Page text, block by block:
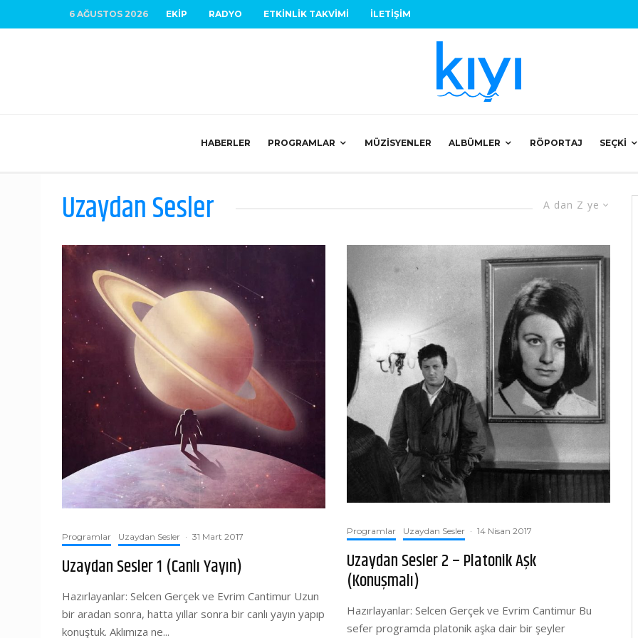
6 AĞUSTOS 2026 EKIP RADYO ETKINLIK TAKVIMI İLETIŞIM
HABERLER PROGRAMLAR MÜZISYENLER ALBÜMLER RÖPORTAJ SEÇKI
A dan Z ye
Uzaydan Sesler
Programlar Uzaydan Sesler · 31 Mart 2017
Uzaydan Sesler 1 (Canlı Yayın)
Hazırlayanlar: Selcen Gerçek ve Evrim Cantimur Uzun
bir aradan sonra, hatta yıllar sonra bir canlı yayın yapıp
konuştuk. Aklımıza ne...
Programlar Uzaydan Sesler · 14 Nisan 2017
Uzaydan Sesler 2 – Platonik Aşk
(Konuşmalı)
Hazırlayanlar: Selcen Gerçek ve Evrim Cantimur Bu
sefer programda platonik aşka dair bir şeyler